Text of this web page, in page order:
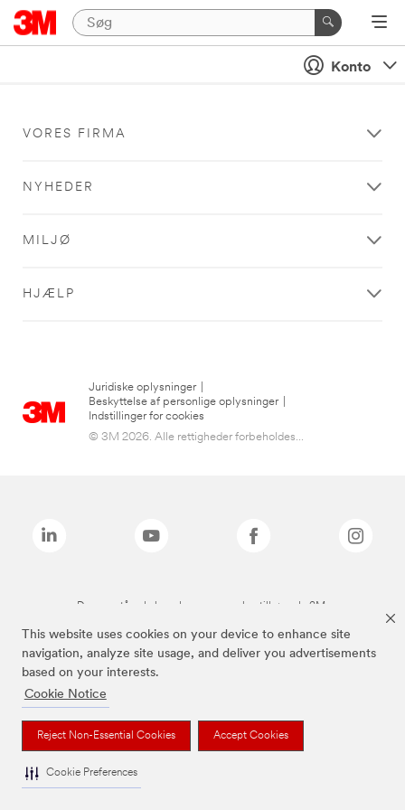
This website uses cookies on your device to enhance site
navigation, analyze site usage, and deliver you advertisements
based on your interests.
Cookie Notice
Reject Non-Essential Cookies Accept Cookies
Cookie Preferences
Konto
VORES FIRMA
NYHEDER
MILJØ
HJÆLP
Juridiske oplysninger
Beskyttelse af personlige oplysninger
Indstillinger for cookies
© 3M 2026. Alle rettigheder forbeholdes...
De ovenstående brands er varemærker tilhørende 3M.